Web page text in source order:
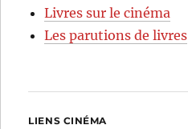
Livres sur le cinéma
Les parutions de livres
LIENS CINÉMA